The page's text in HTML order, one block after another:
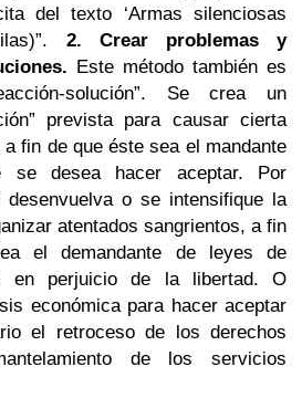
del texto ‘Armas silenciosas
2. Crear problemas y
Este método también es
solución”. Se crea un
prevista para causar cierta
fin de que éste sea el mandante
se desea hacer aceptar. Por
o se intensifique la
atentados sangrientos, a fin
el demandante de leyes de
en perjuicio de la libertad. O
económica para hacer aceptar
el retroceso de los derechos
de los servicios